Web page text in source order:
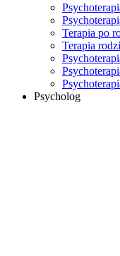
Terapia po
Terapia
Psycholog